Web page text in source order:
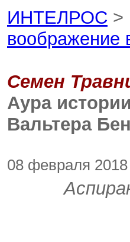
ИНТЕЛРОС >
воображение
Семен
Аура
Вальтера
08 февраля 2018